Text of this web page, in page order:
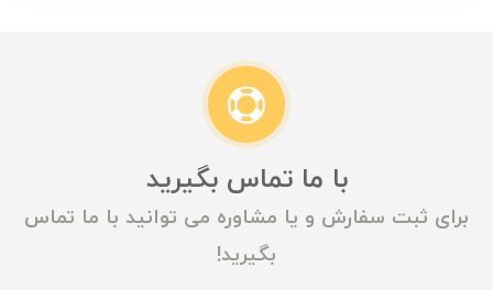
با ما تماس بگیرید
برای ثبت سفارش و یا مشاوره می توانید با ما تماس
بگیرید!